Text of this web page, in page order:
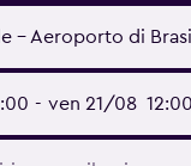
- ven 21/08 12:00